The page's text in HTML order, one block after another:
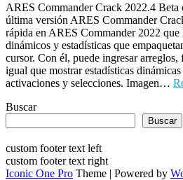
ARES Commander Crack 2022.4 Beta
última versión ARES Commander
rápida en ARES Commander 2022 que
dinámicos y estadísticas que
cursor. Con él, puede ingresar arreglos,
igual que mostrar estadísticas
activaciones y selecciones. Imagen…
Buscar
Buscar
custom footer text left
custom footer text right
Iconic One Pro Theme | Powered by